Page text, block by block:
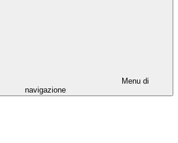
Menu di
navigazione